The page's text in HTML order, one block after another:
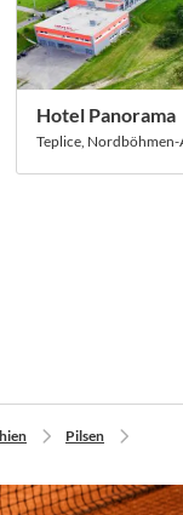
Hotel Panorama
Teplice, Nordböhmen-
Pilsen